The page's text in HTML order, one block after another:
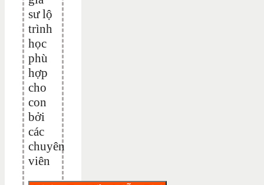
sư lộ
trình
học
phù
hợp
cho
con
bởi
các
chuyên
viên